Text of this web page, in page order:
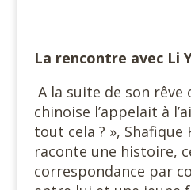
La rencontre avec Li
A la suite de son rêve
chinoise l’appelait à
tout cela ? », Shafique
raconte une histoire,
correspondance par